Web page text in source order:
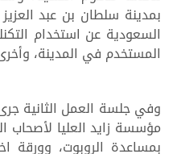
بمدينة سلطان بن عبد
السعودية عن استخدام
المستخدم في المدينة،
وفي جلسة العمل الثانية
مؤسسة زايد العليا لأصحاب
بمساعدة الروبوت، وورقة